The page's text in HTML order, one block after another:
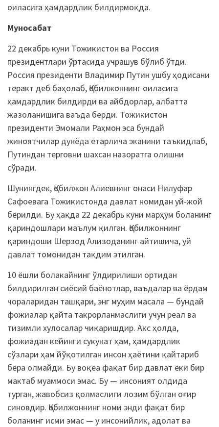
оиласига ҳамдардлик билдирмоқда.
Муносабат
22 декабрь куни Тожикистон ва Россия
президентлари ўртасида учрашув бўлиб ўтди.
Россия президенти Владимир Путин ушбу ҳодисани
теракт деб баҳолаб, Қобилжоннинг оиласига
ҳамдардлик билдирди ва айбдорлар, албатта
жазоланишига ваъда берди. Тожикистон
президенти Эмомали Раҳмон эса бундай
жиноятчилар дунёда етарлича эканини таъкидлаб,
Путиндан терговни шахсан назоратга олишни
сўради.
Шунингдек, Қобилжон Алиевнинг онаси Нилуфар
Сафоевага Тожикистонда давлат номидан уй-жой
берилди. Бу ҳақда 22 декабрь куни марҳум боланинг
қариндошлари маълум қилган. Қобилжоннинг
қариндоши Шерзод Ализоданинг айтишича, уй
давлат томонидан тақдим этилган.
10 ёшли болакайнинг ўлдирилиши ортидан
билдирилган сиёсий баёнотлар, ваъдалар ва ёрдам
чораларидан ташқари, энг муҳим масала — бундай
фожиалар қайта такрорланмаслиги учун реал ва
тизимли хулосалар чиқаришдир. Акс ҳолда,
фожиадан кейинги сукунат ҳам, ҳамдардлик
сўзлари ҳам йўқотилган инсон ҳаётини қайтариб
бера олмайди. Бу воқеа фақат бир давлат ёки бир
мактаб муаммоси эмас. Бу — инсоният олдида
турган, жавобсиз қолмаслиги лозим бўлган оғир
синовдир. Қобилжоннинг номи энди фақат бир
боланинг исми эмас — у инсонийлик, адолат ва